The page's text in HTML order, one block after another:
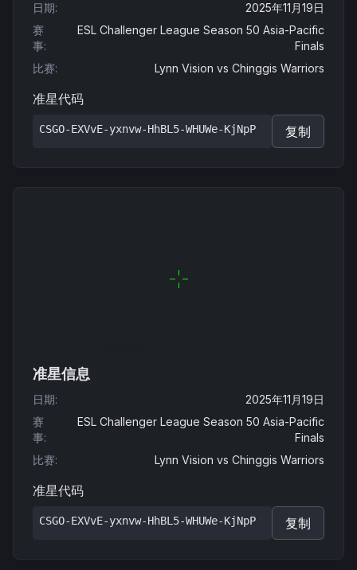
日期:
2025年11月19日
赛
事:
ESL Challenger League Season 50 Asia-Pacific
Finals
比赛: Lynn Vision vs Chinggis Warriors
准星代码
CSGO-EXVvE-yxnvw-HhBL5-WHUWe-KjNpP 复制
准星信息
日期:
2025年11月19日
赛
事:
ESL Challenger League Season 50 Asia-Pacific
Finals
比赛: Lynn Vision vs Chinggis Warriors
准星代码
CSGO-EXVvE-yxnvw-HhBL5-WHUWe-KjNpP 复制